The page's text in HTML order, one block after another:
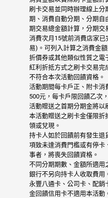
刷卡交易並同時辦理線上分
期、消費自動分期、分期
期交易總金額計算，分期交
消費次月15號前消費店家
易)。可列入計算之消費金
折價券或其他類似性質之電
紅利折抵方式之刷卡交易完
不符合本次活動回饋資格。
活動期間每卡戶正、附卡消
500元，每卡戶限回饋乙次
活動贈送之首期分期金將以
本活動贈送之刷卡金僅限折
領或兌現。
持卡人如於回饋前有發生退
項致未達消費門檻或有停卡
事者，將喪失回饋資格。
不同分期期數、金額所適用
銀行不另向持卡人收取費用
永豐八通卡、公司卡、配銷
金回饋信用卡不適用本活動